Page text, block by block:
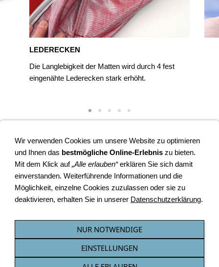
LEDERECKEN
Die Langlebigkeit der Matten wird durch 4 fest
eingenähte Lederecken stark erhöht.
geräteturnmatte + geräteturnmatten preiswert + turnmatte +
sportmatte + vereinssport + toberaum + kindergarten +
VERTRAG WIDERRUFEN
DatenschutzWiderrufsrecht
Wir verwenden Cookies um unsere Website zu optimieren
und Ihnen das bestmögliche Online-Erlebnis zu bieten.
Mit dem Klick auf„Alle erlauben“erklären Sie sich damit
einverstanden. Weiterführende Informationen und die
Möglichkeit, einzelne Cookies zuzulassen oder sie zu
deaktivieren, erhalten Sie in unserer Datenschutzerklärung.
NUR NOTWENDIGE
EINSTELLUNGEN